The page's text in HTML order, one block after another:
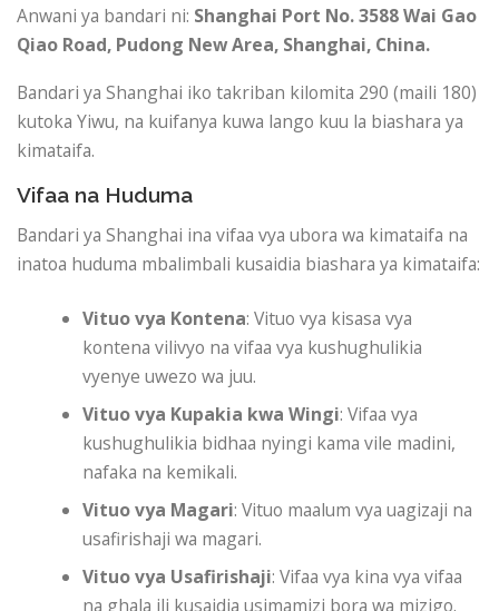
Anwani ya bandari ni: Shanghai Port No. 3588 Wai Gao
Qiao Road, Pudong New Area, Shanghai, China.
Bandari ya Shanghai iko takriban kilomita 290 (maili 180)
kutoka Yiwu, na kuifanya kuwa lango kuu la biashara ya
kimataifa.
Vifaa na Huduma
Bandari ya Shanghai ina vifaa vya ubora wa kimataifa na
inatoa huduma mbalimbali kusaidia biashara ya kimataifa:
Vituo vya Kontena: Vituo vya kisasa vya
kontena vilivyo na vifaa vya kushughulikia
vyenye uwezo wa juu.
Vituo vya Kupakia kwa Wingi: Vifaa vya
kushughulikia bidhaa nyingi kama vile madini,
nafaka na kemikali.
Vituo vya Magari: Vituo maalum vya uagizaji na
usafirishaji wa magari.
Vituo vya Usafirishaji: Vifaa vya kina vya vifaa
na ghala ili kusaidia usimamizi bora wa mizigo.